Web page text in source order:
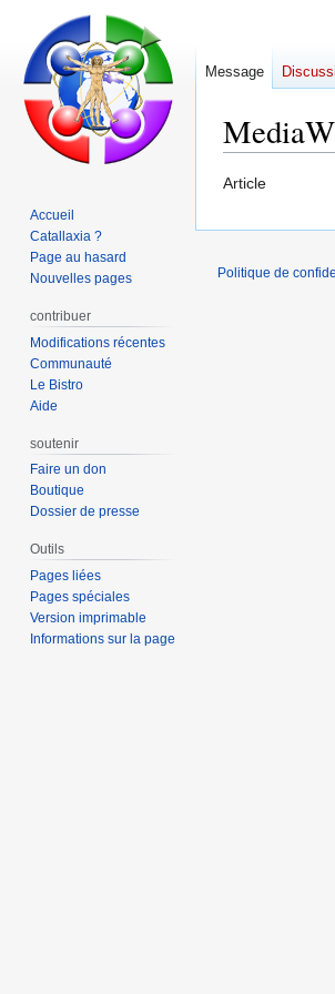
Aller
la
Aller
la
Article
Message
Accueil
Catallaxia ?
Page au hasard
Nouvelles pages
contribuer
Modifications récentes
Communauté
Le Bistro
Aide
soutenir
Faire un don
Boutique
Dossier de presse
Outils
Pages liées
Pages spéciales
Version imprimable
Informations sur la page
Politique de